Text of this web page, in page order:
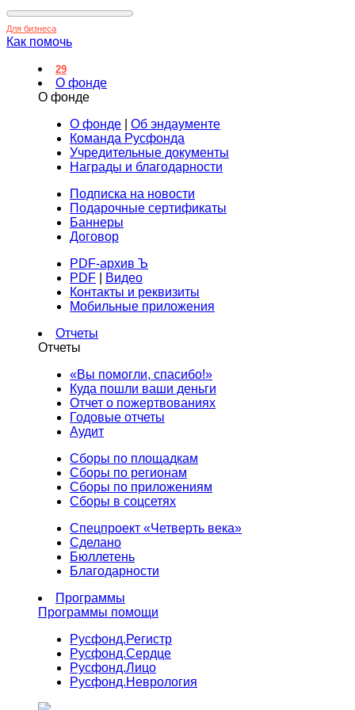
Для бизнеса
Как помочь
29
О фонде
О фонде
О фонде
Об эндаументе
Команда Русфонда
Учредительные документы
Награды и благодарности
Подписка на новости
Подарочные сертификаты
Баннеры
Договор
PDF-архив Ъ
PDF
Видео
Контакты и реквизиты
Мобильные приложения
Отчеты
Отчеты
«Вы помогли, спасибо!»
Куда пошли ваши деньги
Отчет о пожертвованиях
Годовые отчеты
Аудит
Сборы по площадкам
Сборы по регионам
Сборы по приложениям
Сборы в соцсетях
Спецпроект «Четверть века»
Сделано
Бюллетень
Благодарности
Программы
Программы помощи
Русфонд.Регистр
Русфонд.Сердце
Русфонд.Лицо
Русфонд.Неврология